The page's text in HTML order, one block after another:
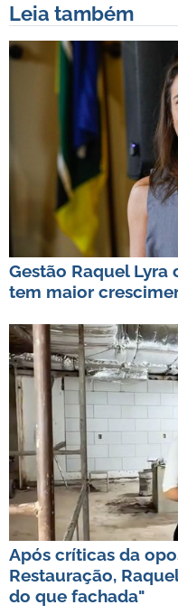
Leia também
Gestão Raquel
tem maior
Após críticas da
Restauração,
do que fachada"